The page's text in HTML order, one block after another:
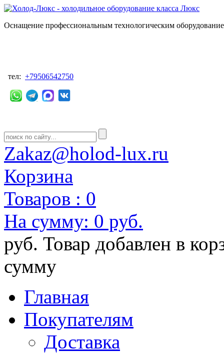
Оснащение профессиональным технологическим
тел: +79506542750
Zakaz@holod-lux.ru
Корзина
Товаров : 0
На сумму: 0 руб.
руб. Товар добавлен в
сумму
Главная
Покупателям
Доставка